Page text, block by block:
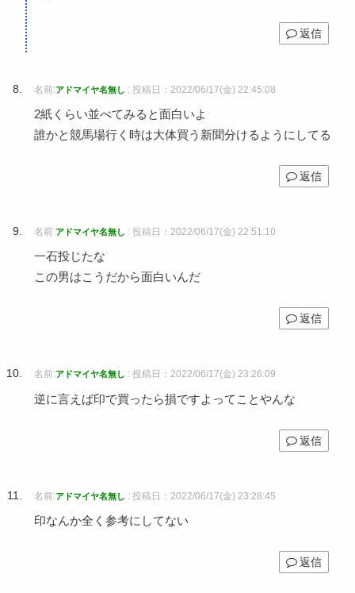
返信
名前:アドマイヤ名無し : 投稿日：2022/06/17(金) 22:45:08
2紙くらい並べてみると面白いよ
誰かと競馬場行く時は大体買う新聞分けるようにしてる
返信
名前:アドマイヤ名無し : 投稿日：2022/06/17(金) 22:51:10
一石投じたな
この男はこうだから面白いんだ
返信
名前:アドマイヤ名無し : 投稿日：2022/06/17(金) 23:26:09
逆に言えば印で買ったら損ですよってことやんな
返信
名前:アドマイヤ名無し : 投稿日：2022/06/17(金) 23:28:45
印なんか全く参考にしてない
返信